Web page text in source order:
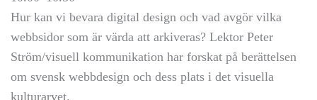
Hur kan vi bevara digital design och vad avgör vilka
webbsidor som är värda att arkiveras? Lektor Peter
Ström/visuell kommunikation har forskat på berättelsen
om svensk webbdesign och dess plats i det visuella
kulturarvet.